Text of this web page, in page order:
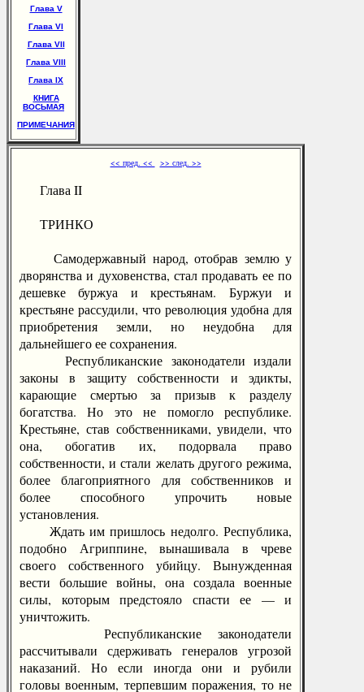
Глава V
Глава VI
Глава VII
Глава VIII
Глава IX
КНИГА
ВОСЬМАЯ
ПРИМЕЧАНИЯ
<< пред. << >> след. >>
Глава II
ТРИНКО
Самодержавный народ, отобрав землю у
дворянства и духовенства, стал продавать ее по
дешевке буржуа и крестьянам. Буржуи и
крестьяне рассудили, что революция удобна для
приобретения земли, но неудобна для
дальнейшего ее сохранения.
Республиканские законодатели издали
законы в защиту собственности и эдикты,
карающие смертью за призыв к разделу
богатства. Но это не помогло республике.
Крестьяне, став собственниками, увидели, что
она, обогатив их, подорвала право
собственности, и стали желать другого режима,
более благоприятного для собственников и
более способного упрочить новые
установления.
Ждать им пришлось недолго. Республика,
подобно Агриппине, вынашивала в чреве
своего собственного убийцу. Вынужденная
вести большие войны, она создала военные
силы, которым предстояло спасти ее — и
уничтожить.
Республиканские законодатели
рассчитывали сдерживать генералов угрозой
наказаний. Но если иногда они и рубили
головы военным, терпевшим поражения, то не